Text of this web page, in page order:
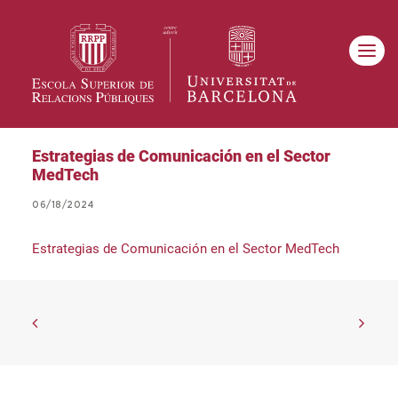
Estrategias de Comunicación en el Sector
MedTech
06/18/2024
Estrategias de Comunicación en el Sector MedTech